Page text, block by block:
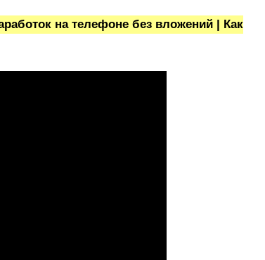
на телефоне без вложений | Как